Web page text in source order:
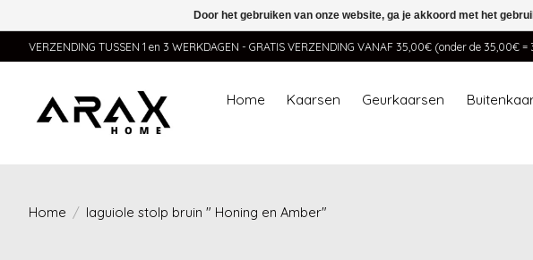
VERZENDING TUSSEN 1 en 3 WERKDAGEN - GRATIS VERZENDING VANAF 35,00€ (onder de 35,00€
Home Kaarsen Geurkaarsen
Home / laguiole stolp bruin " Honing en Amber"
Door het gebruiken van onze website, ga je akkoord met het